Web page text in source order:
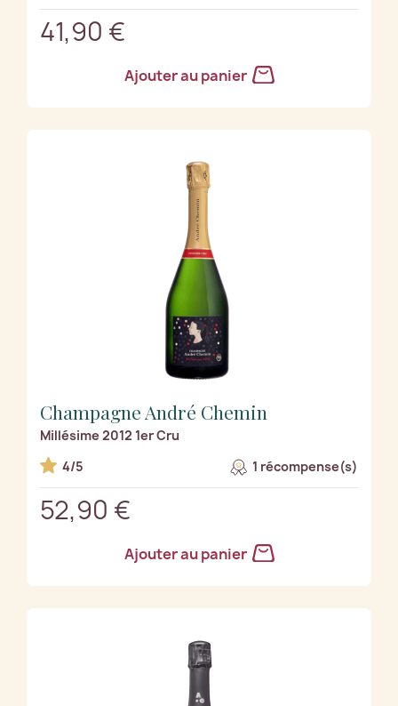
41,90 €
Ajouter au panier
Champagne André Chemin
Millésime 2012 1er Cru
4/5
1 récompense(s)
52,90 €
Ajouter au panier